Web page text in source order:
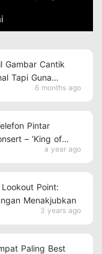
6 months ago
Gambar Cantik
Tapi Guna
a year ago
Pintar
– ‘King of
3 years ago
Point:
Menakjubkan
Paling Best